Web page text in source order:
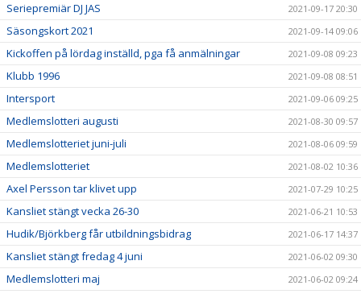
Seriepremiär DJ JAS 2021-09-17 20:30
Säsongskort 2021 2021-09-14 09:06
Kickoffen på lördag inställd, pga få anmälningar 2021-09-08 09:23
Klubb 1996 2021-09-08 08:51
Intersport 2021-09-06 09:25
Medlemslotteri augusti 2021-08-30 09:57
Medlemslotteriet juni-juli 2021-08-06 09:59
Medlemslotteriet 2021-08-02 10:36
Axel Persson tar klivet upp 2021-07-29 10:25
Kansliet stängt vecka 26-30 2021-06-21 10:53
Hudik/Björkberg får utbildningsbidrag 2021-06-17 14:37
Kansliet stängt fredag 4 juni 2021-06-02 09:30
Medlemslotteri maj 2021-06-02 09:24